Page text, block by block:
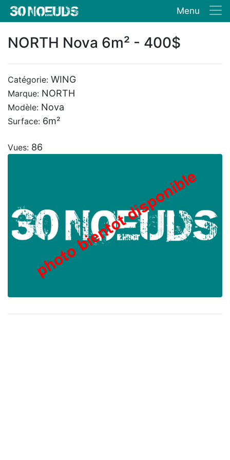
Menu
NORTH Nova 6m² - 400$
Catégorie: WING
Marque: NORTH
Modèle: Nova
Surface: 6m²
Vues: 86